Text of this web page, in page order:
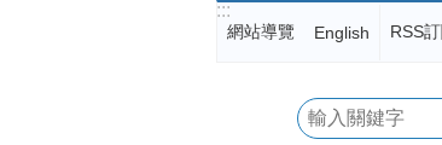
:::
網站導覽 English RSS